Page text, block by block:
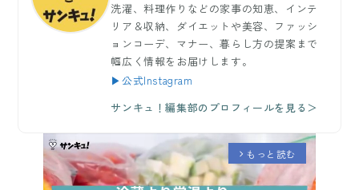
洗濯、料理作りなどの家事の知恵、インテ
リア＆収納、ダイエットや美容、ファッシ
ョンコーデ、マナー、暮らし方の提案まで
幅広く情報をお届けします。
▶公式Instagram
サンキュ！編集部のプロフィールを見る＞
arrow_forward_ios もっと読む